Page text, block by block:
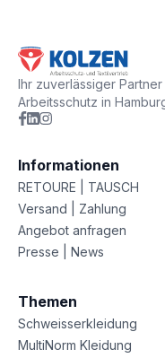
Ihr zuverlässiger
Arbeitsschutz in
Informationen
RETOURE | TAUSCH
Versand | Zahlung
Angebot anfragen
Presse | News
Themen
Schweisserkleidung
MultiNorm Kleidung